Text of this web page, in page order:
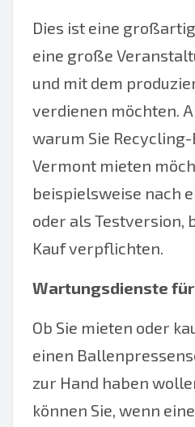
Dies ist eine
eine große
und mit dem
verdienen möchten.
warum Sie
Vermont mieten
beispielsweise nach
oder als Testversion,
Kauf verpflichten.
Wartungsdienste
Ob Sie mieten oder
einen
zur Hand haben
können Sie, wenn